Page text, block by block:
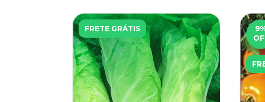
FRETE GRÁTIS 9